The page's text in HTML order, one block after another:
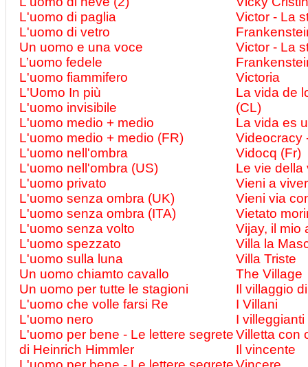
L'uomo di paglia
L'uomo di vetro
Un uomo e una voce
L’uomo fedele
L'uomo fiammifero
L'Uomo In più
L'uomo invisibile
L'uomo medio + medio
L'uomo medio + medio (FR)
L'uomo nell'ombra
L'uomo nell'ombra (US)
L'uomo privato
L'uomo senza ombra (UK)
L'uomo senza ombra (ITA)
L'uomo senza volto
L'uomo spezzato
L'uomo sulla luna
Un uomo chiamto cavallo
Un uomo per tutte le stagioni
L'uomo che volle farsi Re
L'uomo nero
L'uomo per bene - Le lettere segrete
di Heinrich Himmler
Victor - La
Victor - La
Victoria
La vida de
(CL)
La vida es
Videocracy
Vidocq (Fr)
Le vie della
Vieni a
Vieni via
Vietato
Vijay, il mio
Villa la
Villa Triste
The Village
Il villaggio
I Villani
I villeggianti
Villetta con
Il vincente